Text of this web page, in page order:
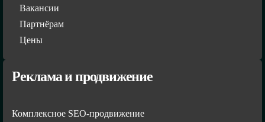
Вакансии
Партнёрам
Цены
Реклама и продвижение
Комплексное SEO-продвижение